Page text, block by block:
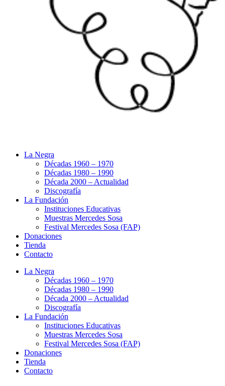
La Negra
Décadas 1960 – 1970
Décadas 1980 – 1990
Década 2000 – Actualidad
Discografía
La Fundación
Instituciones Educativas
Muestras Mercedes Sosa
Festival Mercedes Sosa (FAP)
Donaciones
Tienda
Contacto
La Negra
Décadas 1960 – 1970
Décadas 1980 – 1990
Década 2000 – Actualidad
Discografía
La Fundación
Instituciones Educativas
Muestras Mercedes Sosa
Festival Mercedes Sosa (FAP)
Donaciones
Tienda
Contacto